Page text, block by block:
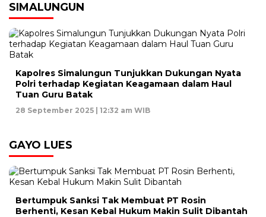
SIMALUNGUN
Kapolres Simalungun Tunjukkan Dukungan Nyata
Polri terhadap Kegiatan Keagamaan dalam Haul
Tuan Guru Batak
28 September 2025 | 12:32 am WIB
GAYO LUES
Bertumpuk Sanksi Tak Membuat PT Rosin
Berhenti, Kesan Kebal Hukum Makin Sulit Dibantah